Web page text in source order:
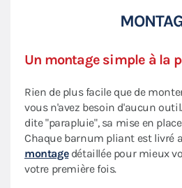
Un montage simple à la
Rien de plus facile que de
vous n'avez besoin d'aucun
dite "parapluie", sa mise en
Chaque barnum pliant est livré
montagedétaillée pour mieux
votre première fois.